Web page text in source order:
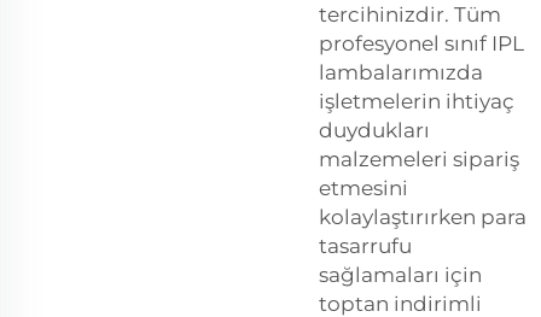
tercihinizdir. Tüm
profesyonel sınıf IPL
lambalarımızda
işletmelerin ihtiyaç
duydukları
malzemeleri sipariş
etmesini
kolaylaştırırken para
tasarrufu
sağlamaları için
toptan indirimli